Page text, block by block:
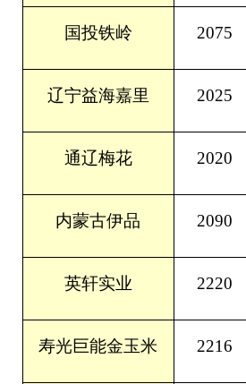
国投铁岭 2075
辽宁益海嘉里 2025
通辽梅花 2020
内蒙古伊品 2090
英轩实业 2220
寿光巨能金玉米 2216